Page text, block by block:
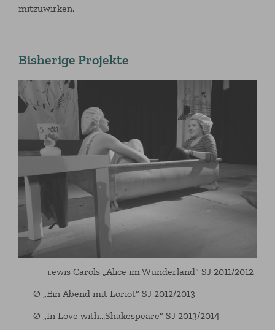
mitzuwirken.
Bisherige Projekte
Lewis Carols „Alice im Wunderland“ SJ 2011/2012
Ø „Ein Abend mit Loriot“ SJ 2012/2013
Ø „In Love with…Shakespeare“ SJ 2013/2014